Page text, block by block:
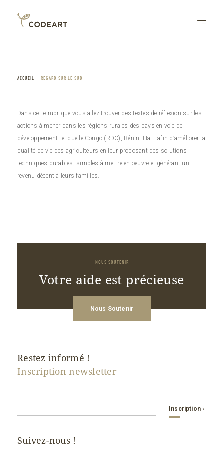
ACCUEIL — REGARD SUR LE SUD
Dans cette rubrique vous allez trouver des textes de réflexion sur les
actions à mener dans les régions rurales des pays en voie de
développement tel que le Congo (RDC), Bénin, Haïti afin d’améliorer la
qualité de vie des agriculteurs en leur proposant des solutions
techniques durables, simples à mettre en oeuvre et générant un
revenu décent à leurs familles.
NOUS SOUTENIR
Votre aide est précieuse
Nous Soutenir
Restez informé !
Inscription newsletter
Inscription ›
Suivez-nous !